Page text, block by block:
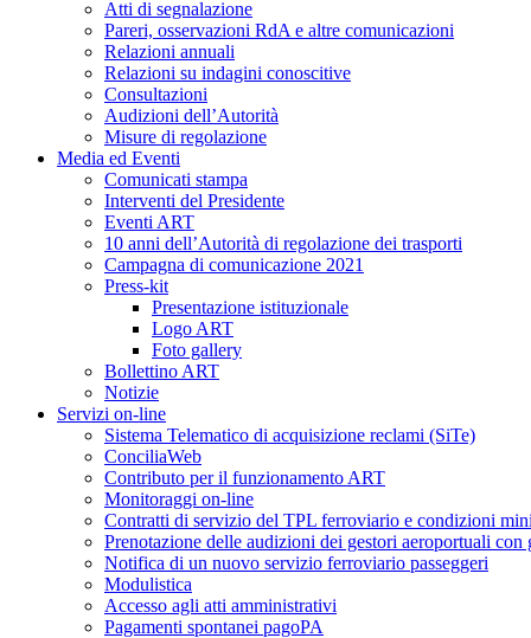
Atti di segnalazione
Pareri, osservazioni RdA e altre comunicazioni
Relazioni annuali
Relazioni su indagini conoscitive
Consultazioni
Audizioni dell’Autorità
Misure di regolazione
Media ed Eventi
Comunicati stampa
Interventi del Presidente
Eventi ART
10 anni dell’Autorità di regolazione dei trasporti
Campagna di comunicazione 2021
Press-kit
Presentazione istituzionale
Logo ART
Foto gallery
Bollettino ART
Notizie
Servizi on-line
Sistema Telematico di acquisizione reclami (SiTe)
ConciliaWeb
Contributo per il funzionamento ART
Monitoraggi on-line
Contratti di servizio del TPL ferroviario e condizioni
Prenotazione delle audizioni dei gestori aeroportuali con
Notifica di un nuovo servizio ferroviario passeggeri
Modulistica
Accesso agli atti amministrativi
Pagamenti spontanei pagoPA